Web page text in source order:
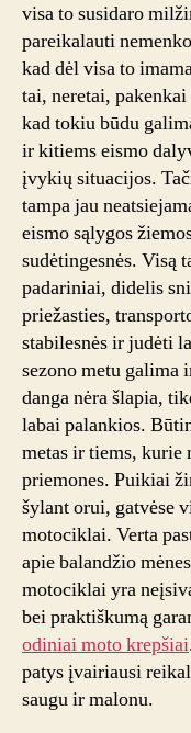
visa to susidaro
pareikalauti
kad dėl visa to
tai, neretai,
kad tokiu būdu
ir kitiems eismo
įvykių situacijos.
tampa jau
eismo sąlygos
sudėtingesnės. Visą
padariniai, didelis
priežasties,
stabilesnės ir judėti
sezono metu
danga nėra šlapia,
labai palankios.
metas ir tiems, kurie
priemones. Puikiai
šylant orui, gatvėse
motociklai. Verta
apie balandžio
motociklai yra
bei praktiškumą
odiniai moto krepšiai
patys įvairiausi
saugu ir malonu.